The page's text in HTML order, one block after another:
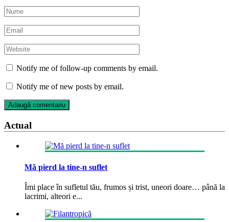
Notify me of follow-up comments by email.
Notify me of new posts by email.
Actual
Mă pierd la tine-n suflet
Îmi place în sufletul tău, frumos și trist, uneori doare… până la
lacrimi, alteori e...